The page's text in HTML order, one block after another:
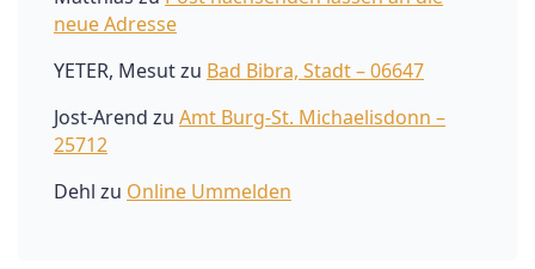
neue Adresse
YETER, Mesutzu Bad Bibra, Stadt – 06647
Jost-Arend zu Amt Burg-St. Michaelisdonn –
25712
Dehl zu Online Ummelden